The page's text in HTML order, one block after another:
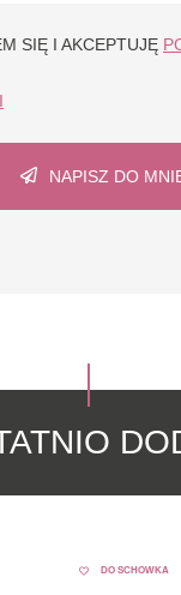
SIĘ I AKCEPTUJĘ
NAPISZ DO
DO SCHOWKA